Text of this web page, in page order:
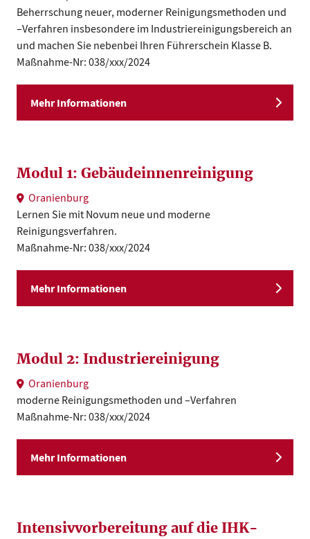
Beherrschung neuer, moderner Reinigungsmethoden und
–Verfahren insbesondere im Industriereinigungsbereich an
und machen Sie nebenbei Ihren Führerschein Klasse B.
Maßnahme-Nr: 038/xxx/2024
Mehr Informationen
Modul 1: Gebäudeinnenreinigung
Oranienburg
Lernen Sie mit Novum neue und moderne
Reinigungsverfahren.
Maßnahme-Nr: 038/xxx/2024
Mehr Informationen
Modul 2: Industriereinigung
Oranienburg
moderne Reinigungsmethoden und –Verfahren
Maßnahme-Nr: 038/xxx/2024
Mehr Informationen
Intensivvorbereitung auf die IHK-